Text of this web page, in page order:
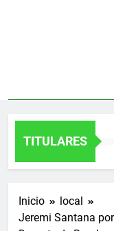
TITULARES
Inicio
local
Jeremi Santana